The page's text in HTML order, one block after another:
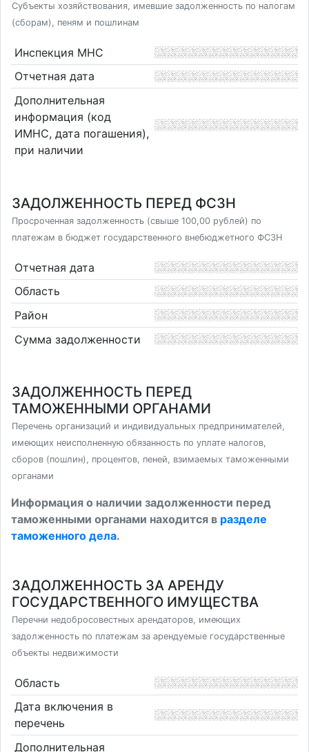
Субъекты хозяйствования, имевшие задолженность по налогам
(сборам), пеням и пошлинам
Инспекция МНС
Отчетная дата
Дополнительная
информация (код
ИМНС, дата погашения),
при наличии
ЗАДОЛЖЕННОСТЬ ПЕРЕД ФСЗН
Просроченная задолженность (свыше 100,00 рублей) по
платежам в бюджет государственного внебюджетного ФСЗН
Отчетная дата
Область
Район
Сумма задолженности
ЗАДОЛЖЕННОСТЬ ПЕРЕД
ТАМОЖЕННЫМИ ОРГАНАМИ
Перечень организаций и индивидуальных предпринимателей,
имеющих неисполненную обязанность по уплате налогов,
сборов (пошлин), процентов, пеней, взимаемых таможенными
органами
Информация о наличии задолженности перед
таможенными органами находится в разделе
таможенного дела.
ЗАДОЛЖЕННОСТЬ ЗА АРЕНДУ
ГОСУДАРСТВЕННОГО ИМУЩЕСТВА
Перечни недобросовестных арендаторов, имеющих
задолженность по платежам за арендуемые государственные
объекты недвижимости
Область
Дата включения в
перечень
Дополнительная